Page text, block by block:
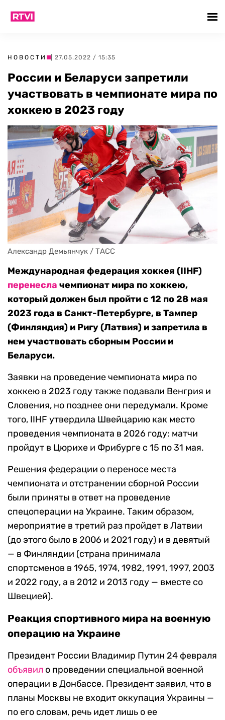
НОВОСТИ | 27.05.2022 / 15:35
России и Беларуси запретили
участвовать в чемпионате мира по
хоккею в 2023 году
Александр Демьянчук / ТАСС
Международная федерация хоккея (IIHF)
перенесла чемпионат мира по хоккею,
который должен был пройти с 12 по 28 мая
2023 года в Санкт-Петербурге, в Тампер
(Финляндия) и Ригу (Латвия) и запретила в
нем участвовать сборным России и
Беларуси.
Заявки на проведение чемпионата мира по
хоккею в 2023 году также подавали Венгрия и
Словения, но позднее они передумали. Кроме
того, IIHF утвердила Швейцарию как место
проведения чемпионата в 2026 году: матчи
пройдут в Цюрихе и Фрибурге с 15 по 31 мая.
Решения федерации о переносе места
чемпионата и отстранении сборной России
были приняты в ответ на проведение
спецоперации на Украине. Таким образом,
мероприятие в третий раз пройдет в Латвии
(до этого было в 2006 и 2021 году) и в девятый
— в Финляндии (страна принимала
спортсменов в 1965, 1974, 1982, 1991, 1997, 2003
и 2022 году, а в 2012 и 2013 году — вместе со
Швецией).
Реакция спортивного мира на военную
операцию на Украине
Президент России Владимир Путин 24 февраля
объявил о проведении специальной военной
операции в Донбассе. Президент заявил, что в
планы Москвы не входит оккупация Украины —
по его словам, речь идет лишь о ее